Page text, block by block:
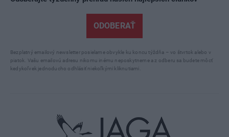
ODOBERAŤ
Bezplatný emailový newsletter posielame obvykle ku koncu týždňa – vo štvrtok alebo v
piatok. Vašu emailovú adresu nikomu inému neposkytneme a z odberu sa budete môcť
kedykoľvek jednoducho odhlásiť niekoľkými kliknutiami.